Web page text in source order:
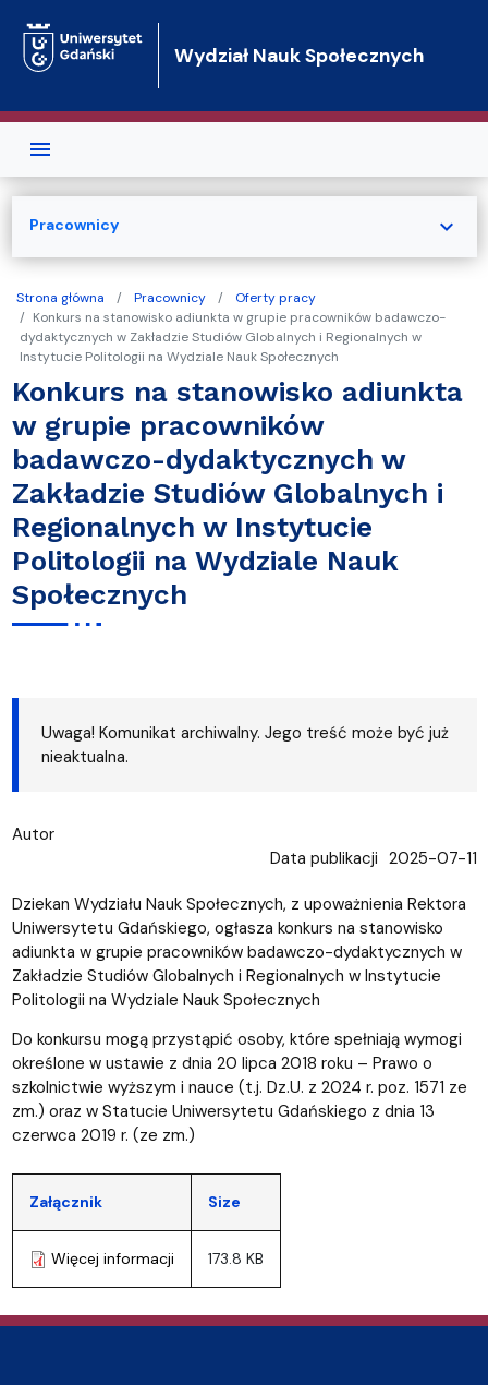
Wydział Nauk Społecznych
Strona główna Pracownicy
Oferty pracy
Konkurs na stanowisko adiunkta w grupie pracowników badawczo-
dydaktycznych w Zakładzie Studiów Globalnych i Regionalnych w
Instytucie Politologii na Wydziale Nauk Społecznych
Konkurs na stanowisko adiunkta
w grupie pracowników
badawczo-dydaktycznych w
Zakładzie Studiów Globalnych i
Regionalnych w Instytucie
Politologii na Wydziale Nauk
Społecznych
Uwaga! Komunikat archiwalny. Jego treść może być już
nieaktualna.
Autor
Data publikacji 2025-07-11
Dziekan Wydziału Nauk Społecznych, z upoważnienia Rektora
Uniwersytetu Gdańskiego, ogłasza konkurs na stanowisko
adiunkta w grupie pracowników badawczo-dydaktycznych w
Zakładzie Studiów Globalnych i Regionalnych w Instytucie
Politologii na Wydziale Nauk Społecznych
Do konkursu mogą przystąpić osoby, które spełniają wymogi
określone w ustawie z dnia 20 lipca 2018 roku – Prawo o
szkolnictwie wyższym i nauce (t.j. Dz.U. z 2024 r. poz. 1571 ze
zm.) oraz w Statucie Uniwersytetu Gdańskiego z dnia 13
czerwca 2019 r. (ze zm.)
Załącznik Size
Więcej informacji 173.8 KB
Pracownicy expand_more